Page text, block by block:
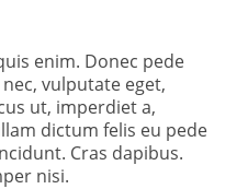
enim. Donec pede
vulputate eget,
ut, imperdiet a,
dictum felis eu pede
Cras dapibus.
nisi.